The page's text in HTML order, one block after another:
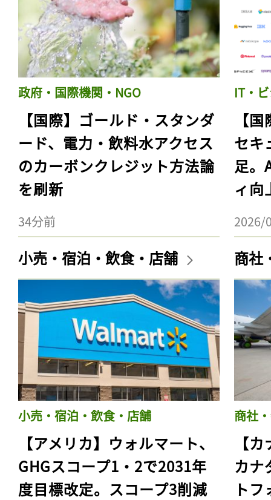
政府・国際機関・NGO
【国際】ゴールド・スタンダ
ード、電力・飲料水アクセス
のカーボンクレジット方法論
を刷新
34分前
IT・
【
セキ
足。
ィ向
2026/
小売・宿泊・飲食・店舗
小売・宿泊・飲食・店舗
【アメリカ】ウォルマート、
GHGスコープ1・2で2031年
度目標改定。スコープ3削減
商社
商社
【
カナ
ト